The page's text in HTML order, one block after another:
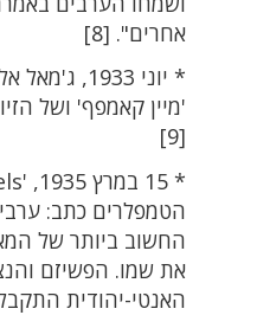
אחרים". ‭ [8]
'מיין קאמפף' ושל
[9]
הטמפלרים כתב:
את שמו. הפשיזם
האנטי-יהודית